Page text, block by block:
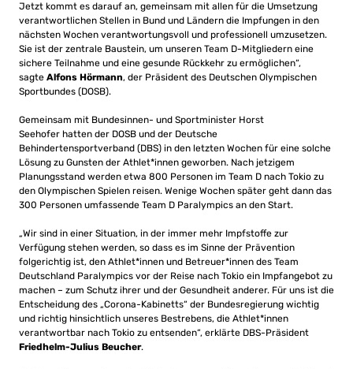
Jetzt kommt es darauf an, gemeinsam mit allen für die Umsetzung
verantwortlichen Stellen in Bund und Ländern die Impfungen in den
nächsten Wochen verantwortungsvoll und professionell umzusetzen.
Sie ist der zentrale Baustein, um unseren Team D-Mitgliedern eine
sichere Teilnahme und eine gesunde Rückkehr zu ermöglichen“,
sagte Alfons Hörmann, der Präsident des Deutschen Olympischen
Sportbundes (DOSB).
Gemeinsam mit Bundesinnen- und Sportminister Horst
Seehofer hatten der DOSB und der Deutsche
Behindertensportverband (DBS) in den letzten Wochen für eine solche
Lösung zu Gunsten der Athlet*innen geworben. Nach jetzigem
Planungsstand werden etwa 800 Personen im Team D nach Tokio zu
den Olympischen Spielen reisen. Wenige Wochen später geht dann das
300 Personen umfassende Team D Paralympics an den Start.
„Wir sind in einer Situation, in der immer mehr Impfstoffe zur
Verfügung stehen werden, so dass es im Sinne der Prävention
folgerichtig ist, den Athlet*innen und Betreuer*innen des Team
Deutschland Paralympics vor der Reise nach Tokio ein Impfangebot zu
machen – zum Schutz ihrer und der Gesundheit anderer. Für uns ist die
Entscheidung des „Corona-Kabinetts“ der Bundesregierung wichtig
und richtig hinsichtlich unseres Bestrebens, die Athlet*innen
verantwortbar nach Tokio zu entsenden“, erklärte DBS-Präsident
Friedhelm-Julius Beucher.